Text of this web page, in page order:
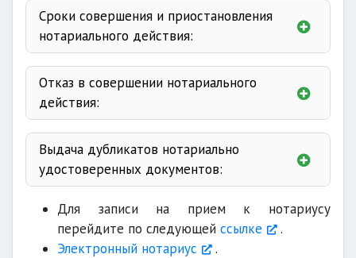
плавания на судах
экспедициях
Сроки совершения и приостановления
нотариального действия:
Отказ в совершении нотариального
действия:
совершение
подлежит
Выдача дубликатов нотариально
удостоверенных документов:
Для записи на прием к нотариусу
перейдите по следующей ссылке
.
Электронный нотариус
.